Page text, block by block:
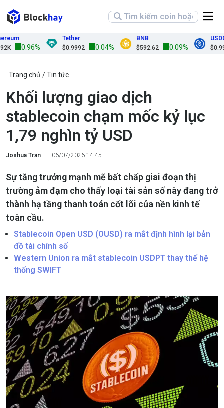
0.96%
Tether
$0.9992
0.04%
BNB
$592.62
0.09%
USDC
$0.9999
Trang chủ Tin tức
Khối lượng giao dịch
stablecoin chạm mốc kỷ lục
1,79 nghìn tỷ USD
Joshua Tran 06/07/2026 14:45
Sự tăng trưởng mạnh mẽ bất chấp giai đoạn thị
trường ảm đạm cho thấy loại tài sản số này đang trở
thành hạ tầng thanh toán cốt lõi của nền kinh tế
toàn cầu.
Stablecoin Open USD (OUSD) ra mắt định hình lại bản
đồ tài chính số
Western Union ra mắt stablecoin USDPT thay thế hệ
thống SWIFT